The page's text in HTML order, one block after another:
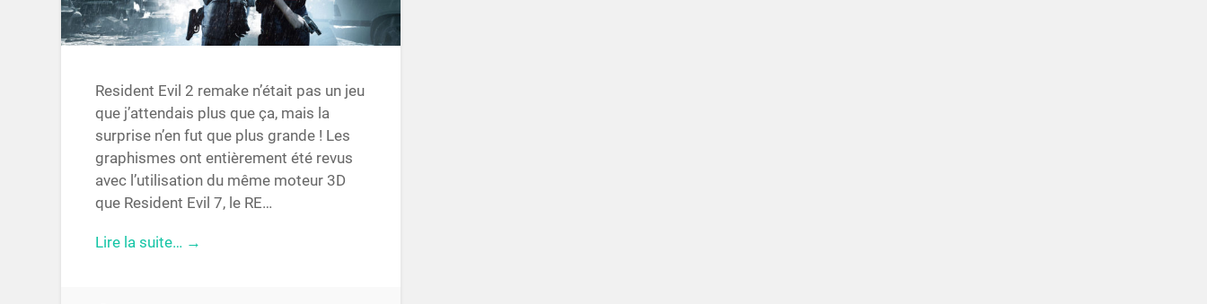
Resident Evil 2 remake n’était pas un jeu
que j’attendais plus que ça, mais la
surprise n’en fut que plus grande ! Les
graphismes ont entièrement été revus
avec l’utilisation du même moteur 3D
que Resident Evil 7, le RE…
Lire la suite… →